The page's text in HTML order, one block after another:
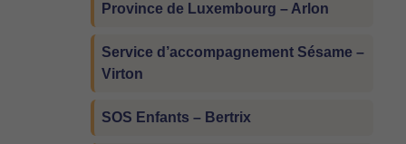
Province de Luxembourg – Arlon
Service d’accompagnement Sésame –
Virton
SOS Enfants – Bertrix